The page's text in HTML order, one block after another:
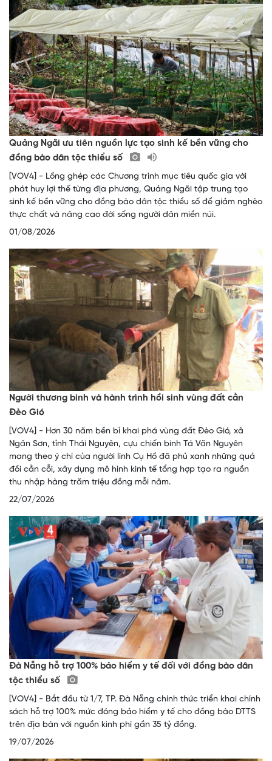
Quảng Ngãi ưu tiên nguồn lực tạo sinh kế bền vững cho
đồng bào dân tộc thiểu số
[VOV4] - Lồng ghép các Chương trình mục tiêu quốc gia với
phát huy lợi thế từng địa phương, Quảng Ngãi tập trung tạo
sinh kế bền vững cho đồng bào dân tộc thiểu số để giảm nghèo
thực chất và nâng cao đời sống người dân miền núi.
01/08/2026
Người thương binh và hành trình hồi sinh vùng đất cằn
Đèo Gió
[VOV4] - Hơn 30 năm bền bỉ khai phá vùng đất Đèo Gió, xã
Ngân Sơn, tỉnh Thái Nguyên, cựu chiến binh Tá Văn Nguyên
mang theo ý chí của người lính Cụ Hồ đã phủ xanh những quả
đồi cằn cỗi, xây dựng mô hình kinh tế tổng hợp tạo ra nguồn
thu nhập hàng trăm triệu đồng mỗi năm.
22/07/2026
Đà Nẵng hỗ trợ 100% bảo hiểm y tế đối với đồng bào dân
tộc thiểu số
[VOV4] - Bắt đầu từ 1/7, TP. Đà Nẵng chính thức triển khai chính
sách hỗ trợ 100% mức đóng bảo hiểm y tế cho đồng bào DTTS
trên địa bàn với nguồn kinh phí gần 35 tỷ đồng.
19/07/2026